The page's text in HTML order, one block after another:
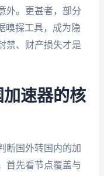
外。更甚者，部分
嗅探工具，成为隐
禁、财产损失才是
速器的核
断国外转国内的加
首先看节点覆盖与